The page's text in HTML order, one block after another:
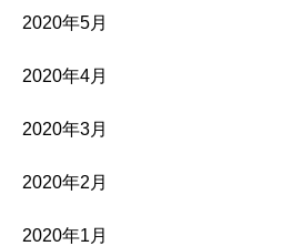
2020年5月
2020年4月
2020年3月
2020年2月
2020年1月